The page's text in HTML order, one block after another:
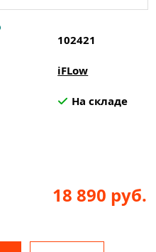
102421
iFLow
На складе
18 890 руб.